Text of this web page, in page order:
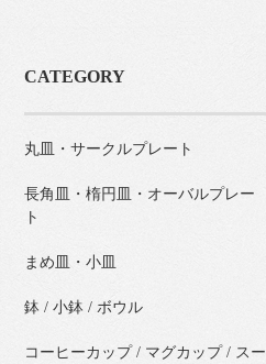
CATEGORY
丸皿・サークルプレート
長角皿・楕円皿・オーバルプレー
ト
まめ皿・小皿
鉢 / 小鉢 / ボウル
コーヒーカップ / マグカップ / スー